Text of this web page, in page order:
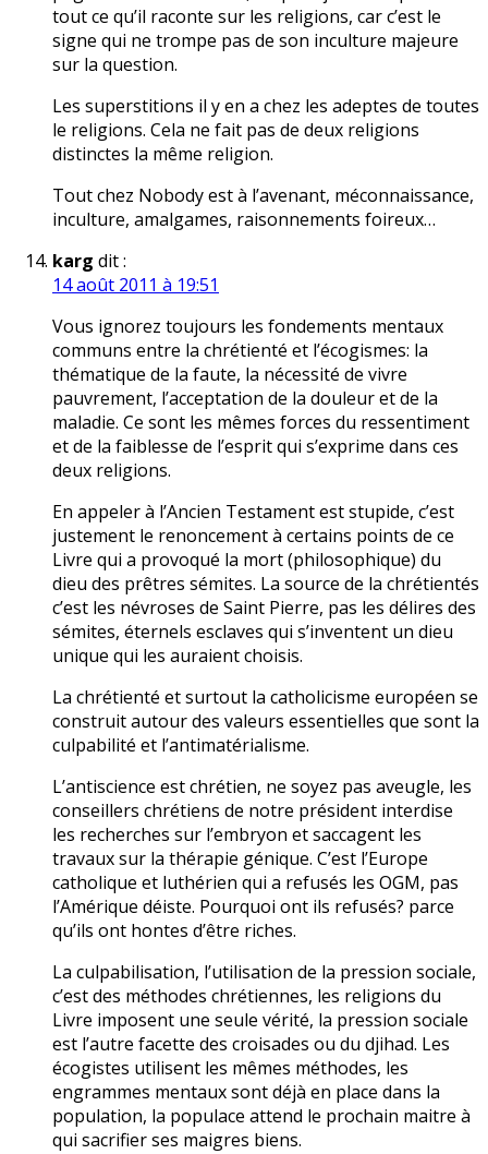
tout ce qu’il raconte sur les religions, car c’est le
signe qui ne trompe pas de son inculture majeure
sur la question.
Les superstitions il y en a chez les adeptes de toutes
le religions. Cela ne fait pas de deux religions
distinctes la même religion.
Tout chez Nobody est à l’avenant, méconnaissance,
inculture, amalgames, raisonnements foireux…
karg dit :
14 août 2011 à 19:51
Vous ignorez toujours les fondements mentaux
communs entre la chrétienté et l’écogismes: la
thématique de la faute, la nécessité de vivre
pauvrement, l’acceptation de la douleur et de la
maladie. Ce sont les mêmes forces du ressentiment
et de la faiblesse de l’esprit qui s’exprime dans ces
deux religions.
En appeler à l’Ancien Testament est stupide, c’est
justement le renoncement à certains points de ce
Livre qui a provoqué la mort (philosophique) du
dieu des prêtres sémites. La source de la chrétientés
c’est les névroses de Saint Pierre, pas les délires des
sémites, éternels esclaves qui s’inventent un dieu
unique qui les auraient choisis.
La chrétienté et surtout la catholicisme européen se
construit autour des valeurs essentielles que sont la
culpabilité et l’antimatérialisme.
L’antiscience est chrétien, ne soyez pas aveugle, les
conseillers chrétiens de notre président interdise
les recherches sur l’embryon et saccagent les
travaux sur la thérapie génique. C’est l’Europe
catholique et luthérien qui a refusés les OGM, pas
l’Amérique déiste. Pourquoi ont ils refusés? parce
qu’ils ont hontes d’être riches.
La culpabilisation, l’utilisation de la pression sociale,
c’est des méthodes chrétiennes, les religions du
Livre imposent une seule vérité, la pression sociale
est l’autre facette des croisades ou du djihad. Les
écogistes utilisent les mêmes méthodes, les
engrammes mentaux sont déjà en place dans la
population, la populace attend le prochain maitre à
qui sacrifier ses maigres biens.